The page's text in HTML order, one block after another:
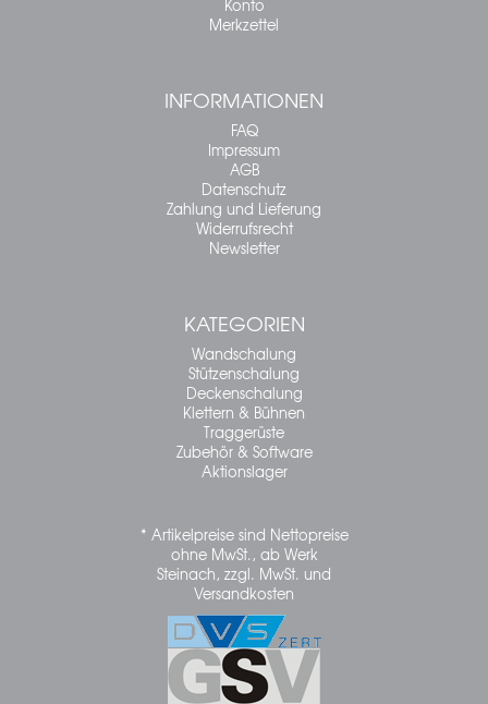
Konto
Merkzettel
INFORMATIONEN
FAQ
Impressum
AGB
Datenschutz
Zahlung und Lieferung
Widerrufsrecht
Newsletter
KATEGORIEN
Wandschalung
Stützenschalung
Deckenschalung
Klettern & Bühnen
Traggerüste
Zubehör & Software
Aktionslager
* Artikelpreise sind Nettopreise
ohne MwSt., ab Werk
Steinach, zzgl. MwSt. und
Versandkosten